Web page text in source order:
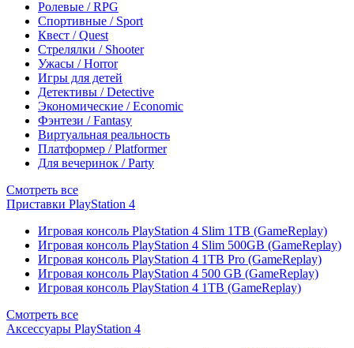
Ролевые / RPG
Спортивные / Sport
Квест / Quest
Стрелялки / Shooter
Ужасы / Horror
Игры для детей
Детективы / Detective
Экономические / Economic
Фэнтези / Fantasy
Виртуальная реальность
Платформер / Platformer
Для вечеринок / Party
Смотреть все
Приставки PlayStation 4
Игровая консоль PlayStation 4 Slim 1TB (GameReplay)
Игровая консоль PlayStation 4 Slim 500GB (GameReplay)
Игровая консоль PlayStation 4 1TB Pro (GameReplay)
Игровая консоль PlayStation 4 500 GB (GameReplay)
Игровая консоль PlayStation 4 1TB (GameReplay)
Смотреть все
Аксессуары PlayStation 4